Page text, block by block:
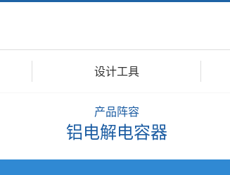
设计工具
产品阵容
铝电解电容器